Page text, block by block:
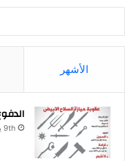
الأشهر
9th يناير 2023